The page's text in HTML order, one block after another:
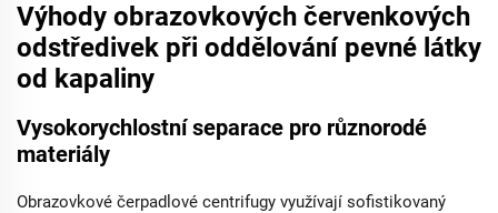
Výhody obrazovkových červenkových
odstředivek při oddělování pevné látky
od kapaliny
Vysokorychlostní separace pro různorodé
materiály
Obrazovkové čerpadlové centrifugy využívají sofistikovaný